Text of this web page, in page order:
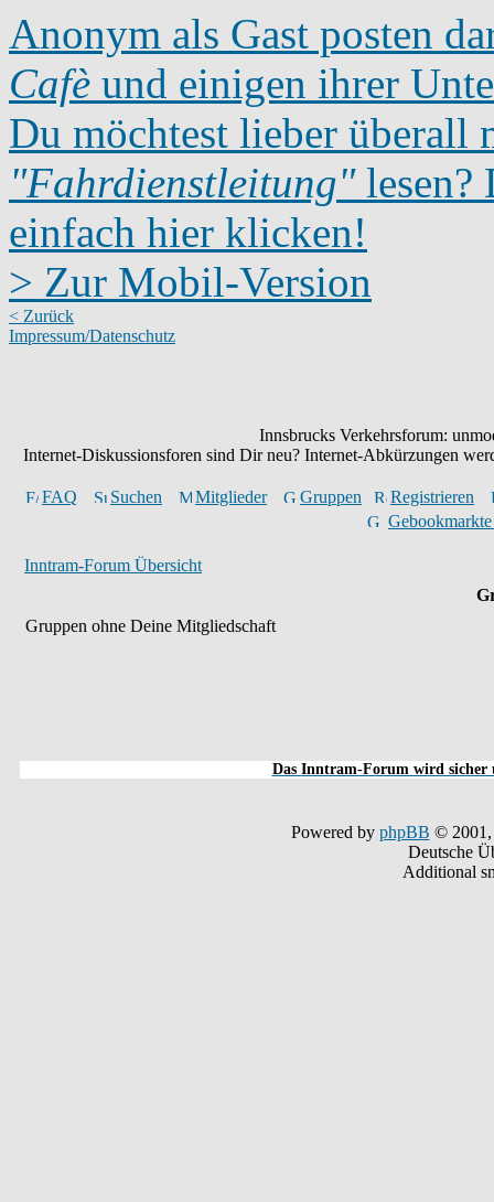
Anonym als Gast posten
Cafè und einigen ihrer
Du möchtest lieber überall
"Fahrdienstleitung"lesen?
einfach hier klicken!
> Zur Mobil-Version
< Zurück
Impressum/Datenschutz
Innsbrucks Verkehrsforum:
Internet-Diskussionsforen sind Dir neu? Internet-Abkürzungen
FAQ Suchen Mitglieder Gruppen
Registrieren
Inntram-Forum Übersicht
Gruppen ohne Deine Mitgliedschaft
Das Inntram-Forum wird sicher
Powered by phpBB © 2001,
Deutsche
Additional